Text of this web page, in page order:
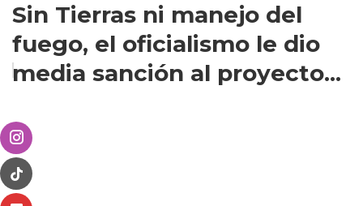
Sin Tierras ni manejo del
fuego, el oficialismo le dio
media sanción al proyecto...